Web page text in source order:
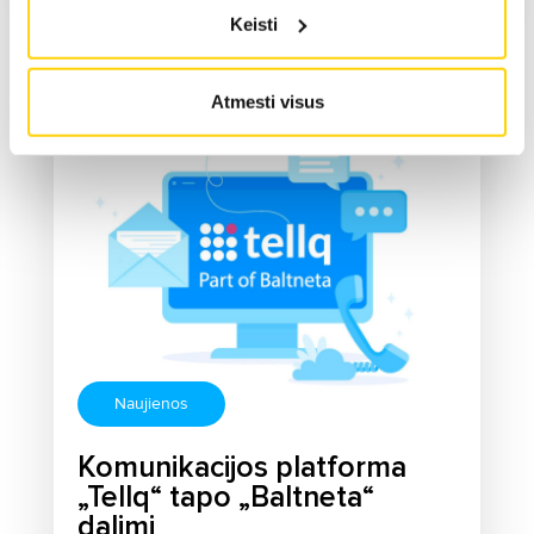
Keisti
Atmesti visus
Naujienos
Komunikacijos platforma
„Tellq“ tapo „Baltneta“